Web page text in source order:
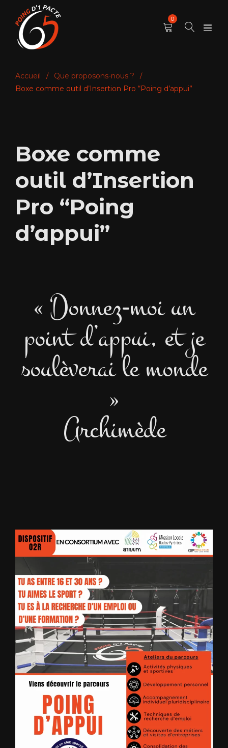
0
Accueil / Que proposons-nous ? /
Boxe comme outil d’Insertion Pro “Poing d’appui”
Boxe comme
outil d’Insertion
Pro “Poing
d’appui”
« Donnez-moi un
point d’appui, et je
soulèverai le monde
»
Archimède